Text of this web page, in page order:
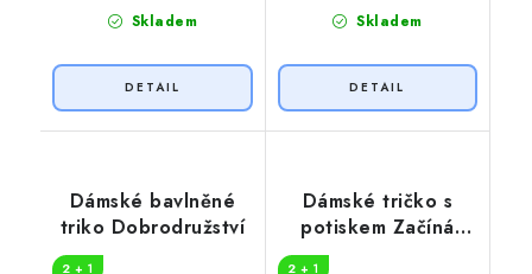
Skladem Skladem
Dámské bavlněné
triko Dobrodružství
2 + 1
Dámské tričko s
potiskem Začíná
dobrodružství
2 + 1